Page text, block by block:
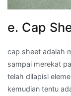
e. Cap
cap sheet adalah
sampai merekat
telah dilapisi
kemudian tentu